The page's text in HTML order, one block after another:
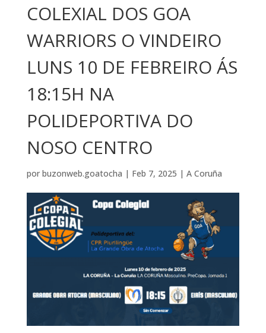
COLEXIAL DOS GOA
WARRIORS O VINDEIRO
LUNS 10 DE FEBREIRO ÁS
18:15H NA
POLIDEPORTIVA DO
NOSO CENTRO
por buzonweb.goatocha | Feb 7, 2025 | A Coruña